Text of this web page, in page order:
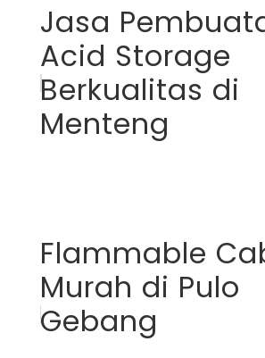
Jasa
Acid Storage
Berkualitas di
Menteng
Flammable
Murah di Pulo
Gebang